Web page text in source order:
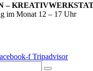
–
im Monat 12 – 17 Uhr
f Tripadvisor